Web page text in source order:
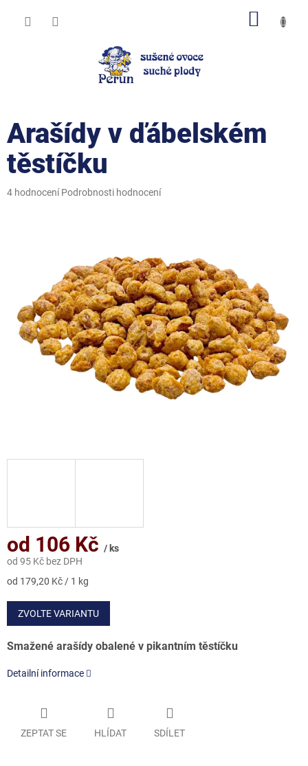
Arašídy v ďábelském
těstíčku
Průměrné
4 hodnocení Podrobnosti hodnocení
od 106 Kč / ks
od 95 Kč bez DPH
Měrná
od 179,20 Kč / 1 kg
ZVOLTE VARIANTU
Smažené arašídy obalené v pikantním těstíčku
Detailní informace
ZEPTAT SE HLÍDAT SDÍLET